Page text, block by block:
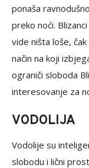
ponaša
preko noći.
vide ništa loše,
način na koji
ograniči sloboda
interesovanje za
VODOLIJA
Vodolije su
slobodu i lični